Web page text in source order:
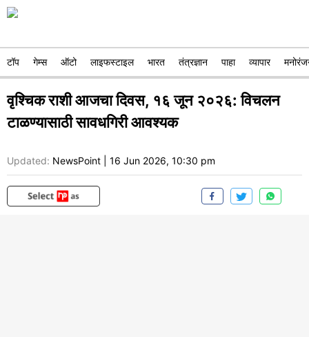
टॉप गेम्स ऑटो लाइफस्टाइल भारत तंत्रज्ञान पाहा व्यापार
वृश्चिक राशी आजचा दिवस, १६ जून २०२६: विचलन
टाळण्यासाठी सावधगिरी आवश्यक
Updated: NewsPoint 16 Jun 2026, 10:30 pm